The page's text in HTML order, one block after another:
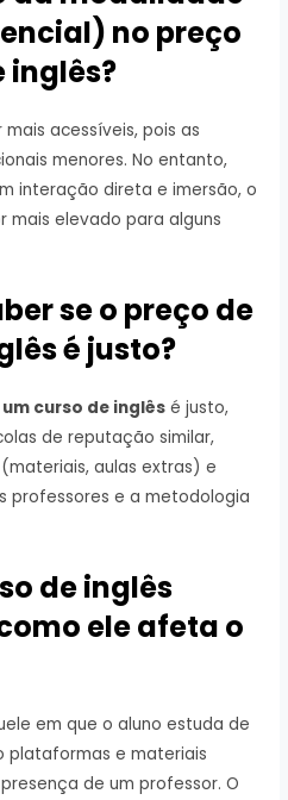
no preço
inglês?
acessíveis, pois as
menores. No entanto,
interação direta e imersão, o
mais elevado para alguns
se o preço de
é justo?
curso de inglês é justo,
de reputação similar,
aulas extras) e
professores e a metodologia
de inglês
ele afeta o
em que o aluno estuda de
plataformas e materiais
de um professor. O